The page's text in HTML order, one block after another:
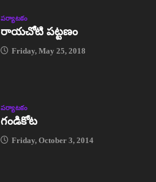
పర్యాటకం
రాయచోటి పట్టణం
Friday, May 25, 2018
పర్యాటకం
గండికోట
Friday, October 3, 2014